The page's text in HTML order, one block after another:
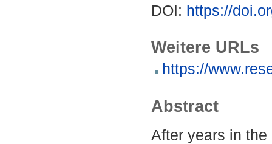
DOI: https://
Weitere URLs
https://
Abstract
After years in